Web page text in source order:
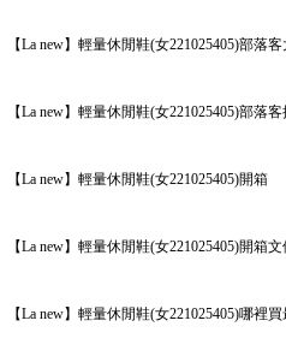
【La new】輕量休閒鞋(女221025405)部落
【La new】輕量休閒鞋(女221025405)部落
【La new】輕量休閒鞋(女221025405)開箱
【La new】輕量休閒鞋(女221025405)開箱
【La new】輕量休閒鞋(女221025405)哪裡